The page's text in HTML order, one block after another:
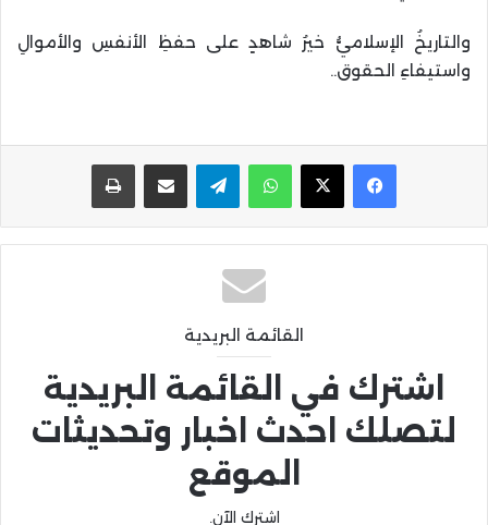
والتاريخُ الإسلاميُّ خيرُ شاهدٍ على حفظِ الأنفسِ والأموالِ
واستيفاءِ الحقوق..
واتساب تيلقرام مشاركة عبر البريد
القائمة البريدية
اشترك في القائمة البريدية
لتصلك احدث اخبار وتحديثات
الموقع
اشترك الآن.